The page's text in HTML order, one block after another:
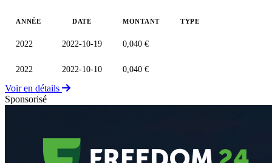
ANNÉE DATE MONTANT TYPE
2022 2022-10-19 0,040 €
2022 2022-10-10 0,040 €
Voir en détails
Sponsorisé